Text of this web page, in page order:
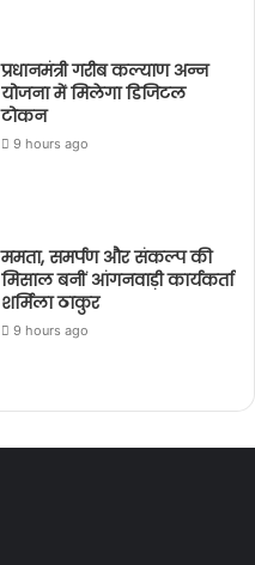
प्रधानमंत्री गरीब कल्याण अन्न
योजना में मिलेगा डिजिटल
टोकन
9 hours ago
ममता, समर्पण और संकल्प की
मिसाल बनीं आंगनवाड़ी कार्यकर्ता
शर्मिला ठाकुर
9 hours ago